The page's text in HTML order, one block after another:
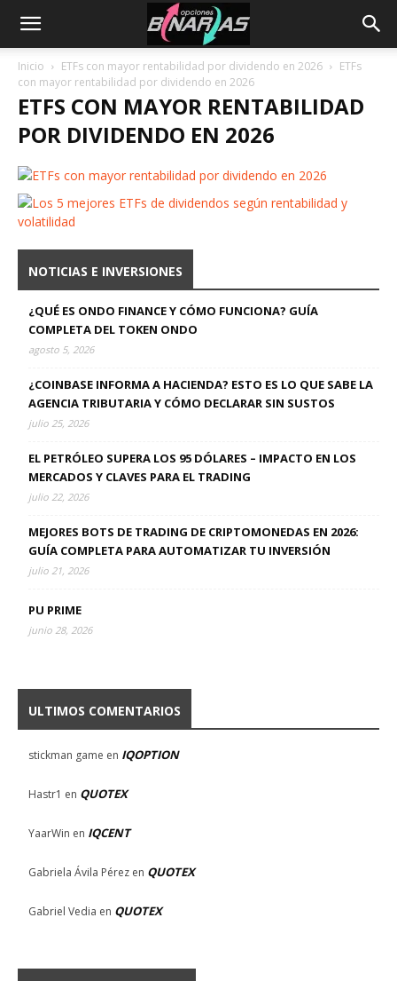
Inicio ETFs con mayor rentabilidad por dividendo en 2026
ETFs
con mayor rentabilidad por dividendo en 2026
ETFS CON MAYOR RENTABILIDAD
POR DIVIDENDO EN 2026
NOTICIAS E INVERSIONES
¿QUÉ ES ONDO FINANCE Y CÓMO FUNCIONA? GUÍA
COMPLETA DEL TOKEN ONDO
agosto 5, 2026
¿COINBASE INFORMA A HACIENDA? ESTO ES LO QUE SABE LA
AGENCIA TRIBUTARIA Y CÓMO DECLARAR SIN SUSTOS
julio 25, 2026
EL PETRÓLEO SUPERA LOS 95 DÓLARES – IMPACTO EN LOS
MERCADOS Y CLAVES PARA EL TRADING
julio 22, 2026
MEJORES BOTS DE TRADING DE CRIPTOMONEDAS EN 2026:
GUÍA COMPLETA PARA AUTOMATIZAR TU INVERSIÓN
julio 21, 2026
PU PRIME
junio 28, 2026
ULTIMOS COMENTARIOS
stickman game en IQOPTION
Hastr1 en QUOTEX
YaarWin en IQCENT
Gabriela Ávila Pérez en QUOTEX
Gabriel Vedia en QUOTEX